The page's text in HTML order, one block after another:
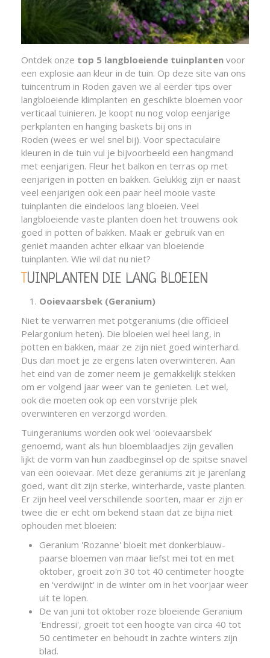
Ontdek onze top 5 langbloeiende tuinplanten voor
een explosie aan kleur in de tuin. Op deze site van ons
tuincentrum in Roden gaven we al eerder tips over
langbloeiende klimplanten en geschikte bloemen voor
verticaal tuinieren. Je koopt nu nog volop eenjarige
perkplanten en hanging baskets bij ons in
Roden (wees er wel snel bij). Voor spectaculaire
kleuren in de tuin vul je bijvoorbeeld een hangmand
met eenjarigen. Fleur het balkon en terras op met
eenjarigen in potten en bakken. Gelukkig zijn er naast
veel eenjarigen ook een paar heel mooie vaste
tuinplanten die eindeloos lang bloeien. Veel
langbloeiende vaste planten doen het trouwens ook
goed in potten of bakken. Maak er gebruik van en
geniet maanden achter elkaar van bloeiende
tuinplanten. Wie wil dat nu niet?
TUINPLANTEN DIE LANG BLOEIEN
Ooievaarsbek (Geranium)
Niet te verwarren met potgeraniums (die officieel
Pelargonium heten). Die bloeien wel heel lang, in
potten en bakken, maar ze zijn niet goed winterhard.
Dus dan moet je ze ergens laten overwinteren. Aan
het eind van de zomer neem je gemakkelijk stekken
om er volgend jaar weer van te genieten. Let wel,
ook die moeten ook op een vorstvrije plek
overwinteren en verzorgd worden.
Tuingeraniums worden ook wel 'ooievaarsbek'
genoemd, want als hun bloemblaadjes zijn gevallen
lijkt de vorm van hun zaadbeginsel op de spitse snavel
van een ooievaar. Met deze geraniums zit je jarenlang
goed, want dit zijn sterke, winterharde, vaste planten.
Er zijn heel veel verschillende soorten, maar er zijn er
twee die er echt om bekend staan dat ze bijna niet
ophouden met bloeien:
Geranium 'Rozanne' bloeit met donkerblauw-
paarse bloemen van maar liefst mei tot en met
oktober, groeit zo'n 30 tot 40 centimeter hoogte
en 'verdwijnt' in de winter om in het voorjaar weer
uit te lopen.
De van juni tot oktober roze bloeiende Geranium
'Endressi', groeit tot een hoogte van circa 40 tot
50 centimeter en behoudt in zachte winters zijn
blad.